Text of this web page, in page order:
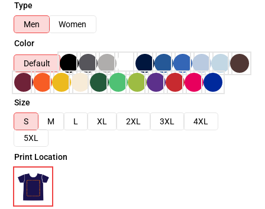
Type
Men
Women
Color
Default
Size
S
M L XL 2XL 3XL
4XL
5XL
Print Location